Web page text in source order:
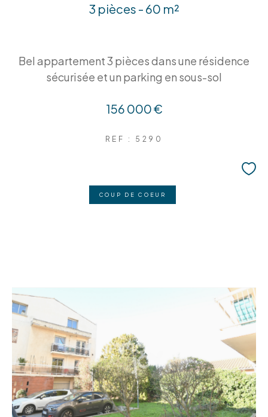
3 pièces - 60 m²
Bel appartement 3 pièces dans une résidence
sécurisée et un parking en sous-sol
156 000 €
REF : 5290
COUP DE COEUR